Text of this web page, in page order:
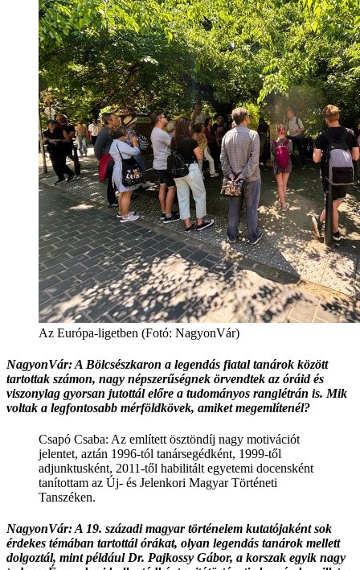
Az Európa-ligetben (Fotó: NagyonVár)
NagyonVár: A Bölcsészkaron a legendás fiatal tanárok között
tartottak számon, nagy népszerűségnek örvendtek az óráid és
viszonylag gyorsan jutottál előre a tudományos ranglétrán is. Mik
voltak a legfontosabb mérföldkövek, amiket megemlítenél?
Csapó Csaba: Az említett ösztöndíj nagy motivációt
jelentet, aztán 1996-tól tanársegédként, 1999-től
adjunktusként, 2011-től habilitált egyetemi docensként
tanítottam az Új- és Jelenkori Magyar Történeti
Tanszéken.
NagyonVár: A 19. századi magyar történelem kutatójaként sok
érdekes témában tartottál órákat, olyan legendás tanárok mellett
dolgoztál, mint például Dr. Pajkossy Gábor, a korszak egyik nagy